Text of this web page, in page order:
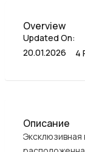
Overview
Updated On:
20.01.2026
4
Описание